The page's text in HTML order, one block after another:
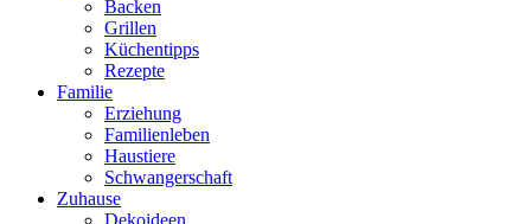
Backen
Grillen
Küchentipps
Rezepte
Familie
Erziehung
Familienleben
Haustiere
Schwangerschaft
Zuhause
Dekoideen